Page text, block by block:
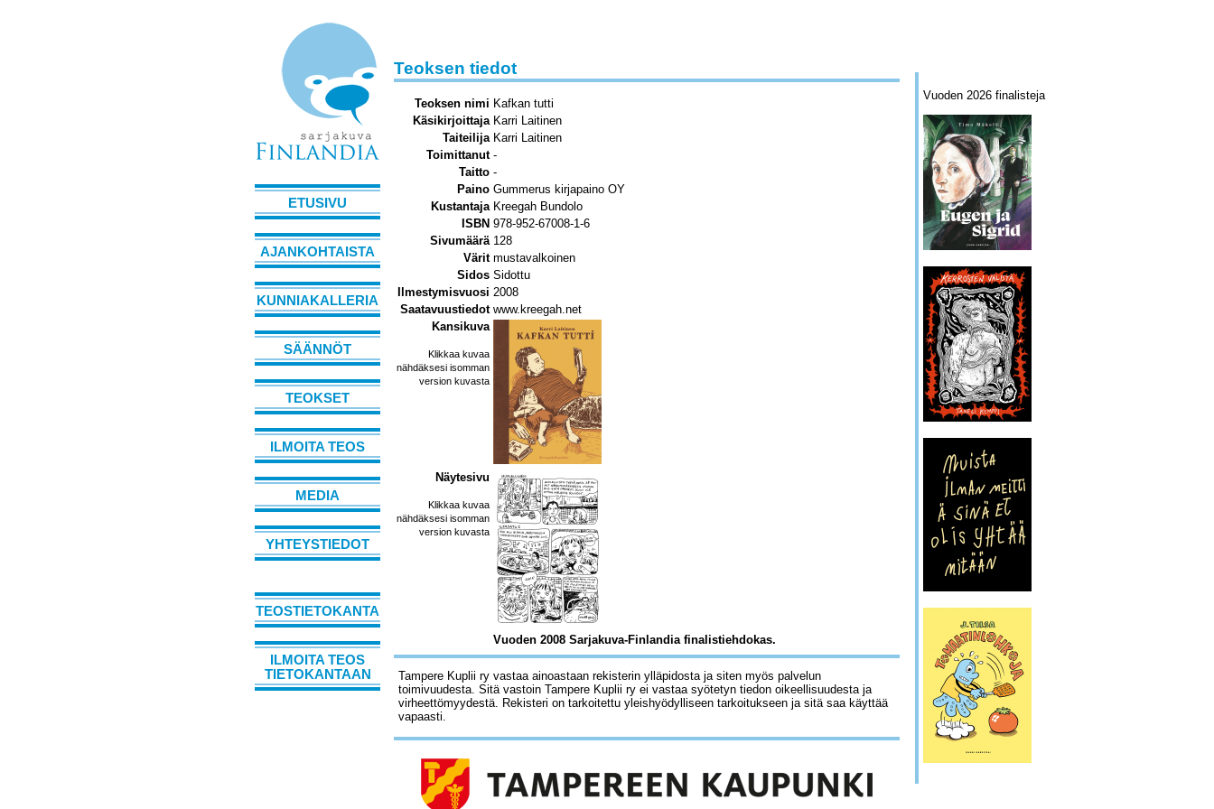
ETUSIVU
AJANKOHTAISTA
KUNNIAKALLERIA
SÄÄNNÖT
TEOKSET
ILMOITA TEOS
MEDIA
YHTEYSTIEDOT
TEOSTIETOKANTA
ILMOITA TEOS
TIETOKANTAAN
Teoksen tiedot
Teoksen nimi Kafkan tutti
Käsikirjoittaja Karri Laitinen
Taiteilija Karri Laitinen
Toimittanut -
Taitto -
Paino Gummerus kirjapaino OY
Kustantaja Kreegah Bundolo
ISBN 978-952-67008-1-6
Sivumäärä 128
Värit mustavalkoinen
Sidos Sidottu
Ilmestymisvuosi 2008
Saatavuustiedot www.kreegah.net
Kansikuva
Klikkaa kuvaa
nähdäksesi isomman
version kuvasta
Näytesivu
Klikkaa kuvaa
nähdäksesi isomman
version kuvasta
Vuoden 2008 Sarjakuva-Finlandia finalistiehdokas.
Tampere Kuplii ry vastaa ainoastaan rekisterin ylläpidosta ja siten myös palvelun
toimivuudesta. Sitä vastoin Tampere Kuplii ry ei vastaa syötetyn tiedon oikeellisuudesta ja
virheettömyydestä. Rekisteri on tarkoitettu yleishyödylliseen tarkoitukseen ja sitä saa käyttää
vapaasti.
Vuoden 2026 finalisteja